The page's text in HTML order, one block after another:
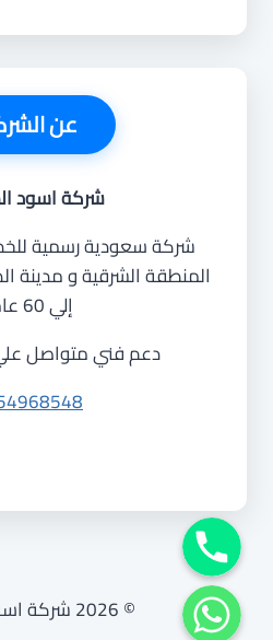
عن
شركة اسود
شركة سعودية رسمية
المنطقة الشرقية و مدينة
إلي 60 عاما
دعم فني متواصل
© 2026 شركة اسود المثاليه
Phone
WhatsApp